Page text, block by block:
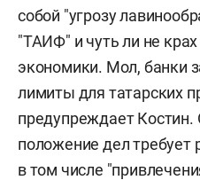
собой "угрозу
"ТАИФ" и чуть ли не
экономики. Мол, банки
лимиты для татарских
предупреждает Костин.
положение дел требует
в том числе